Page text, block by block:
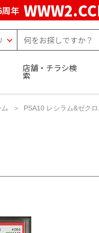
年
店舗・チラシ検
索
PSA10 レシラム&ゼク